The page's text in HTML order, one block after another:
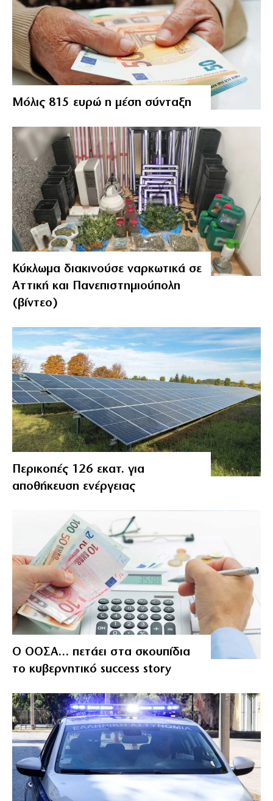
Μόλις 815 ευρώ η μέση σύνταξη
Κύκλωμα διακινούσε ναρκωτικά σε
Αττική και Πανεπιστημιούπολη
(βίντεο)
Περικοπές 126 εκατ. για
αποθήκευση ενέργειας
Ο ΟΟΣΑ… πετάει στα σκουπίδια
το κυβερνητικό success story